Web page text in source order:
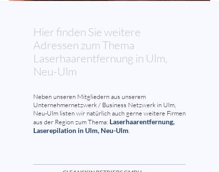
Hier finden Sie weitere
Adressen zum Thema
Laserhaarentfernung in Ulm,
Neu-Ulm
Neben unseren Mitgliedern aus unserem
Unternehmernetzwerk / Business Netzwerk in Ulm,
Neu-Ulm listen wir natürlich auch gerne weitere Firmen
aus der Region zum Thema: Laserhaarentfernung,
Laserepilation in Ulm, Neu-Ulm.